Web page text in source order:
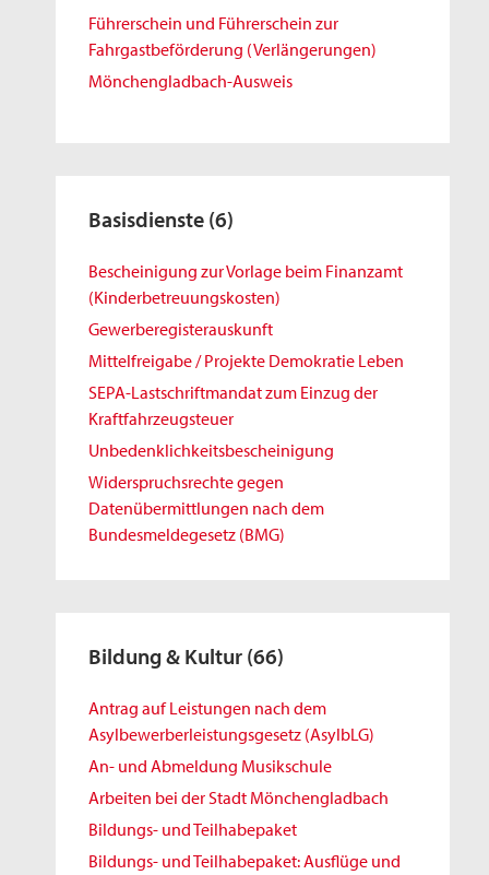
Führerschein und Führerschein zur
Fahrgastbeförderung (Verlängerungen)
Mönchengladbach-Ausweis
Basisdienste (6)
Bescheinigung zur Vorlage beim Finanzamt
(Kinderbetreuungskosten)
Gewerberegisterauskunft
Mittelfreigabe / Projekte Demokratie Leben
SEPA-Lastschriftmandat zum Einzug der
Kraftfahrzeugsteuer
Unbedenklichkeitsbescheinigung
Widerspruchsrechte gegen
Datenübermittlungen nach dem
Bundesmeldegesetz (BMG)
Bildung & Kultur (66)
Antrag auf Leistungen nach dem
Asylbewerberleistungsgesetz (AsylbLG)
An- und Abmeldung Musikschule
Arbeiten bei der Stadt Mönchengladbach
Bildungs- und Teilhabepaket
Bildungs- und Teilhabepaket: Ausflüge und